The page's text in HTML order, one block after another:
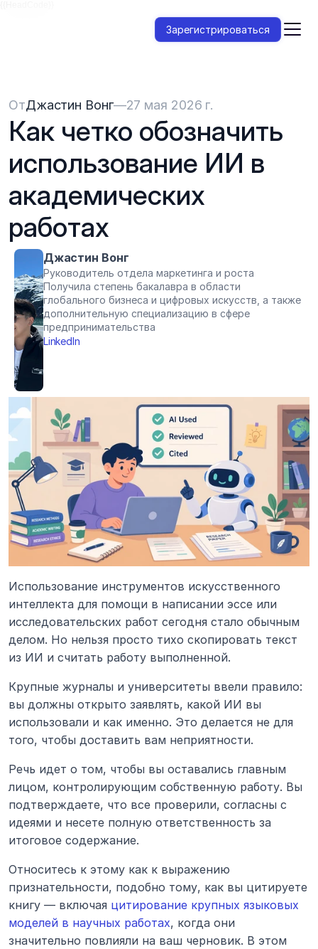
Зарегистрироваться
ОтДжастин Вонг—27 мая 2026 г.
Как четко обозначить
использование ИИ в
академических
работах
Джастин Вонг
Руководитель отдела маркетинга и роста
Получила степень бакалавра в области
глобального бизнеса и цифровых искусств, а также
дополнительную специализацию в сфере
предпринимательства
LinkedIn
Использование инструментов искусственного
интеллекта для помощи в написании эссе или
исследовательских работ сегодня стало обычным
делом. Но нельзя просто тихо скопировать текст
из ИИ и считать работу выполненной.
Крупные журналы и университеты ввели правило:
вы должны открыто заявлять, какой ИИ вы
использовали и как именно. Это делается не для
того, чтобы доставить вам неприятности.
Речь идет о том, чтобы вы оставались главным
лицом, контролирующим собственную работу. Вы
подтверждаете, что все проверили, согласны с
идеями и несете полную ответственность за
итоговое содержание.
Относитесь к этому как к выражению
признательности, подобно тому, как вы цитируете
книгу — включая цитирование крупных языковых
моделей в научных работах, когда они
значительно повлияли на ваш черновик. В этом